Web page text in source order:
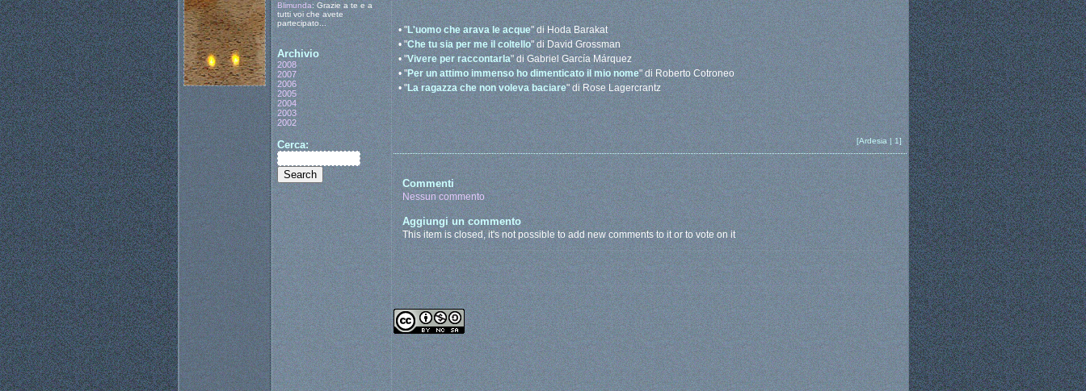
Blimunda: Grazie a te e a
tutti voi che avete
partecipato...
Archivio
2008
2007
2006
2005
2004
2003
2002
Cerca:
• "L'uomo che arava le acque" di Hoda Barakat
• "Che tu sia per me il coltello" di David Grossman
• "Vivere per raccontarla" di Gabriel García Márquez
• "Per un attimo immenso ho dimenticato il mio nome" di Roberto Cotroneo
• "La ragazza che non voleva baciare" di Rose Lagercrantz
[Ardesia | 1]
Commenti
Nessun commento
Aggiungi un commento
This item is closed, it's not possible to add new comments to it or to vote on it